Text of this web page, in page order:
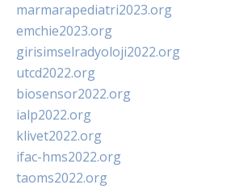
marmarapediatri2023.org
emchie2023.org
girisimselradyoloji2022.org
utcd2022.org
biosensor2022.org
ialp2022.org
klivet2022.org
ifac-hms2022.org
taoms2022.org